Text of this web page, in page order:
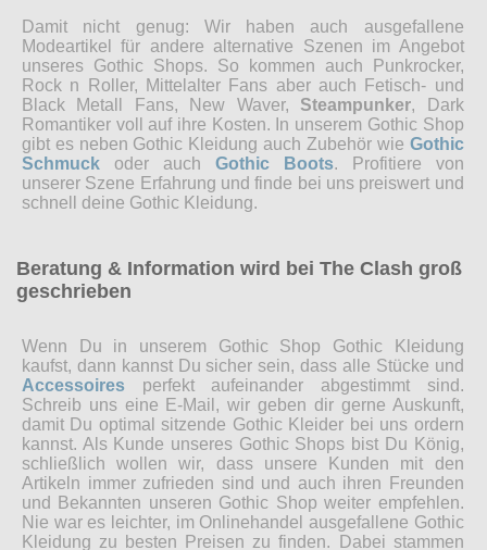
Damit nicht genug: Wir haben auch ausgefallene
Modeartikel für andere alternative Szenen im Angebot
unseres Gothic Shops. So kommen auch Punkrocker,
Rock n Roller, Mittelalter Fans aber auch Fetisch- und
Black Metall Fans, New Waver, Steampunker, Dark
Romantiker voll auf ihre Kosten. In unserem Gothic Shop
gibt es neben Gothic Kleidung auch Zubehör wie Gothic
Schmuck oder auch Gothic Boots. Profitiere von
unserer Szene Erfahrung und finde bei uns preiswert und
schnell deine Gothic Kleidung.
Beratung & Information wird bei The Clash groß
geschrieben
Wenn Du in unserem Gothic Shop Gothic Kleidung
kaufst, dann kannst Du sicher sein, dass alle Stücke und
Accessoires perfekt aufeinander abgestimmt sind.
Schreib uns eine E-Mail, wir geben dir gerne Auskunft,
damit Du optimal sitzende Gothic Kleider bei uns ordern
kannst. Als Kunde unseres Gothic Shops bist Du König,
schließlich wollen wir, dass unsere Kunden mit den
Artikeln immer zufrieden sind und auch ihren Freunden
und Bekannten unseren Gothic Shop weiter empfehlen.
Nie war es leichter, im Onlinehandel ausgefallene Gothic
Kleidung zu besten Preisen zu finden. Dabei stammen